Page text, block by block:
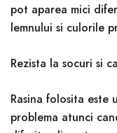
pot aparea mici
lemnului si culorile
Rezista la socuri si
Rasina folosita este
problema atunci